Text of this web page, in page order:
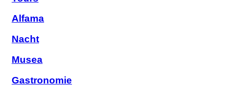
Alfama
Nacht
Musea
Gastronomie